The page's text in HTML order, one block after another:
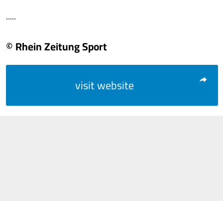
.....
© Rhein Zeitung Sport
visit website